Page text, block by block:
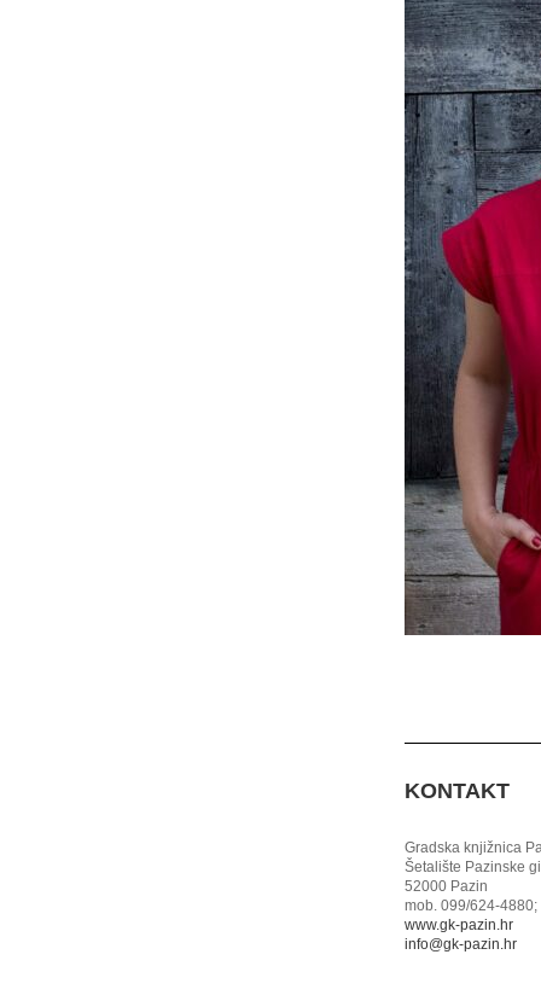
KONTAKT
Gradska knjižnica
Šetalište Pazinske
52000 Pazin
mob. 099/624-
www.gk-pazin.hr
info@gk-pazin.hr